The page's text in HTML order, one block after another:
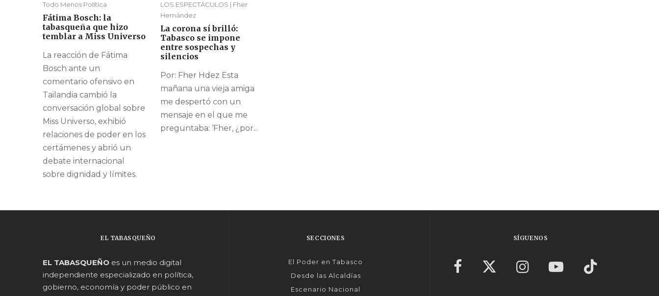
Todo Menos Política
Fátima Bosch: la
tabasqueña que hizo
temblar a Miss Universo
La reacción de Fátima
Bosch ante un
comentario ofensivo en
Tailandia cambió la
conversación global sobre
Miss Universo, exhibió
relaciones de poder en los
certámenes y abrió un
debate internacional
sobre dignidad y límites.
LOS ESPECTÁCULOS | Fher
Hernández
La corona sí brilló:
Tabasco se impone
entre sospechas y
silencios
Por: Fher Hdez Esta
mañana una vieja amiga
me despertó con un
mensaje en el que me
preguntaba: ‘Fher, ¿por...
EL TABASQUEÑO
EL TABASQUEÑO es un medio digital
independiente especializado en política,
gobierno, economía y poder público en
SECCIONES
El Poder en Tabasco
Desde las Alcaldías
Escenario Nacional
SÍGUENOS